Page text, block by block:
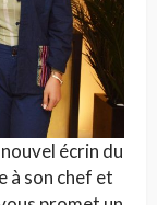
écrin du
à son chef et